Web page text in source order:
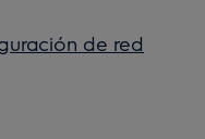
de red